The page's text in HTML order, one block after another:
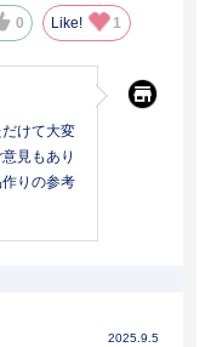
0 Like! 1
けて大変
見もあり
りの参考
2025.9.5